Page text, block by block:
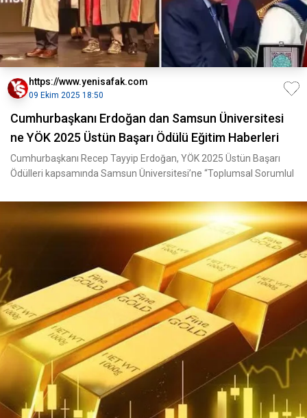
https://www.yenisafak.com
09 Ekim 2025 18:50
Cumhurbaşkanı Erdoğan dan Samsun Üniversitesi
ne YÖK 2025 Üstün Başarı Ödülü Eğitim Haberleri
Cumhurbaşkanı Recep Tayyip Erdoğan, YÖK 2025 Üstün Başarı
Ödülleri kapsamında Samsun Üniversitesi’ne “Toplumsal Sorumlul